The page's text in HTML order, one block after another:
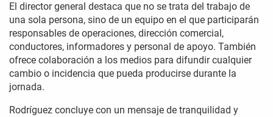
El director general destaca que no se trata del trabajo de
una sola persona, sino de un equipo en el que participarán
responsables de operaciones, dirección comercial,
conductores, informadores y personal de apoyo. También
ofrece colaboración a los medios para difundir cualquier
cambio o incidencia que pueda producirse durante la
jornada.
Rodríguez concluye con un mensaje de tranquilidad y